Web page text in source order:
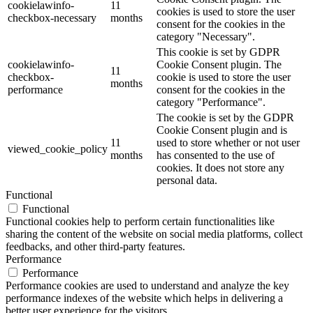
cookielawinfo-
checkbox-necessary
11
months
cookies is used to store the user
consent for the cookies in the
category "Necessary".
cookielawinfo-
checkbox-
performance
11
months
This cookie is set by GDPR
Cookie Consent plugin. The
cookie is used to store the user
consent for the cookies in the
category "Performance".
viewed_cookie_policy
11
months
The cookie is set by the GDPR
Cookie Consent plugin and is
used to store whether or not user
has consented to the use of
cookies. It does not store any
personal data.
Functional
Functional
Functional cookies help to perform certain functionalities like
sharing the content of the website on social media platforms, collect
feedbacks, and other third-party features.
Performance
Performance
Performance cookies are used to understand and analyze the key
performance indexes of the website which helps in delivering a
better user experience for the visitors.